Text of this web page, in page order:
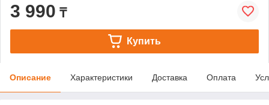
3 990 ₸
Купить
Описание Характеристики Доставка Оплата